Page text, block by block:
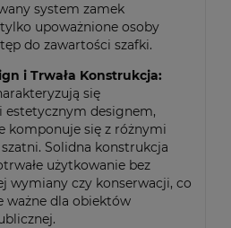
system zamek
upoważnione osoby
do zawartości szafki.
i Trwała Konstrukcja:
się
estetycznym designem,
komponuje się z różnymi
Solidna konstrukcja
użytkowanie bez
wymiany czy konserwacji, co
ważne dla obiektów